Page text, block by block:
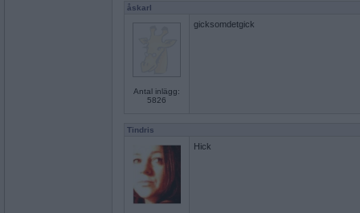
åskarl
Antal inlägg:
5826
gicksomdetgick
Tindris
Hick